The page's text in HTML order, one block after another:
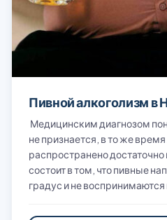
Пивной алкоголизм в
Медицинским диагнозом
не признается, в то же
распространено
состоит в том, что пивные
градус и не воспринимаются